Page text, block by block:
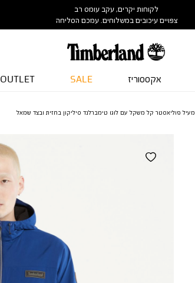
לקוחות יקרים, עקב עומס רב
צפויים עיכובים במשלוחים. עמכם הסליחה
אקססוריז SALE
OUTLET
מעיל פוליאסטר קל משקל עם לוגו טימברלנד סיליקון בחזית ובצד שמאל